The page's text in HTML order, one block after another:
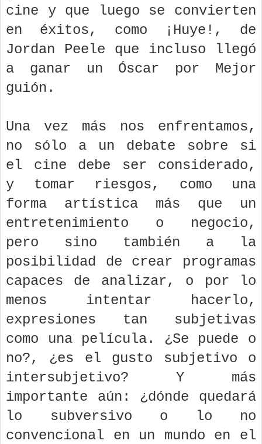
cine y que luego se convierten
en éxitos, como ¡Huye!, de
Jordan Peele que incluso llegó
a ganar un Óscar por Mejor
guión.
Una vez más nos enfrentamos,
no sólo a un debate sobre si
el cine debe ser considerado,
y tomar riesgos, como una
forma artística más que un
entretenimiento o negocio,
pero sino también a la
posibilidad de crear programas
capaces de analizar, o por lo
menos intentar hacerlo,
expresiones tan subjetivas
como una película. ¿Se puede o
no?, ¿es el gusto subjetivo o
intersubjetivo? Y más
importante aún: ¿dónde quedará
lo subversivo o lo no
convencional en un mundo en el